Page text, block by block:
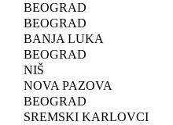
BEOGRAD
BEOGRAD
BANJA LUKA
BEOGRAD
NIŠ
NOVA PAZOVA
BEOGRAD
SREMSKI KARLOVCI